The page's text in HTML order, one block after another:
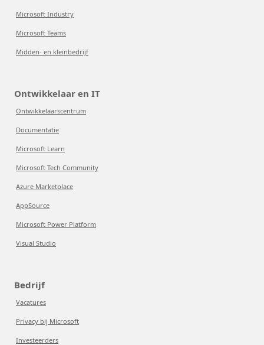
Microsoft Industry
Microsoft Teams
Midden- en kleinbedrijf
Ontwikkelaar en IT
Ontwikkelaarscentrum
Documentatie
Microsoft Learn
Microsoft Tech Community
Azure Marketplace
AppSource
Microsoft Power Platform
Visual Studio
Bedrijf
Vacatures
Privacy bij Microsoft
Investeerders